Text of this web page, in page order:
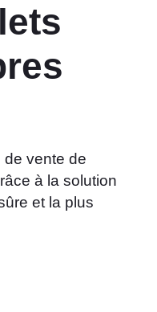
de vente de
à la solution
et la plus